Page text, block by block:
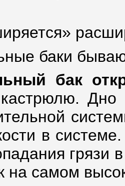
баки
бак
Дно
в
грязи
на самом